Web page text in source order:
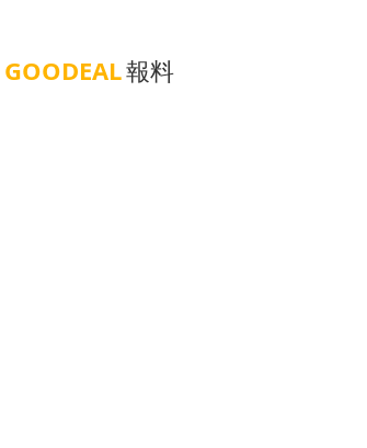
GOODEAL報料